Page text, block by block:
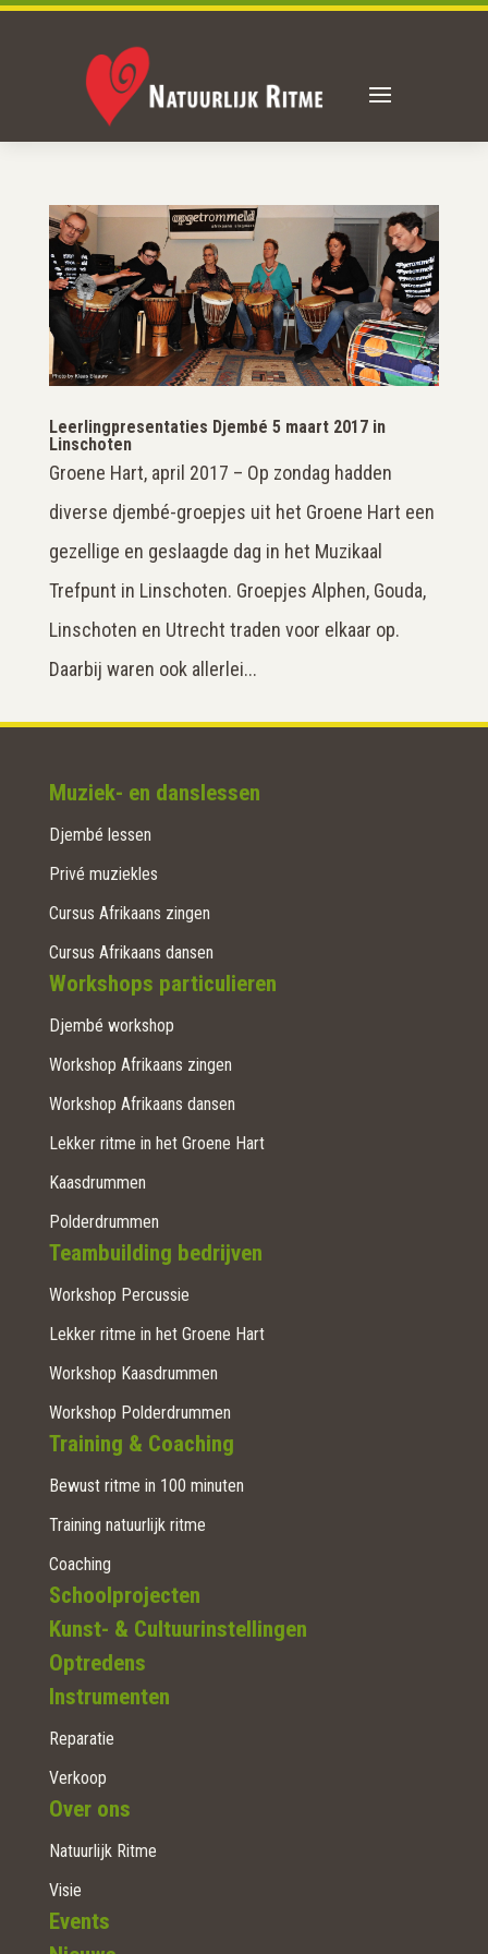
Leerlingpresentaties Djembé 5 maart 2017 in
Linschoten
Groene Hart, april 2017 – Op zondag hadden
diverse djembé-groepjes uit het Groene Hart een
gezellige en geslaagde dag in het Muzikaal
Trefpunt in Linschoten. Groepjes Alphen, Gouda,
Linschoten en Utrecht traden voor elkaar op.
Daarbij waren ook allerlei...
Muziek- en danslessen
Djembé lessen
Privé muziekles
Cursus Afrikaans zingen
Cursus Afrikaans dansen
Workshops particulieren
Djembé workshop
Workshop Afrikaans zingen
Workshop Afrikaans dansen
Lekker ritme in het Groene Hart
Kaasdrummen
Polderdrummen
Teambuilding bedrijven
Workshop Percussie
Lekker ritme in het Groene Hart
Workshop Kaasdrummen
Workshop Polderdrummen
Training & Coaching
Bewust ritme in 100 minuten
Training natuurlijk ritme
Coaching
Schoolprojecten
Kunst- & Cultuurinstellingen
Optredens
Instrumenten
Reparatie
Verkoop
Over ons
Natuurlijk Ritme
Visie
Events